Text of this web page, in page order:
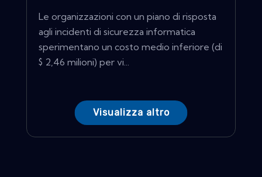
Le organizzazioni con un piano di risposta
agli incidenti di sicurezza informatica
sperimentano un costo medio inferiore (di
$ 2,46 milioni) per vi...
Visualizza altro